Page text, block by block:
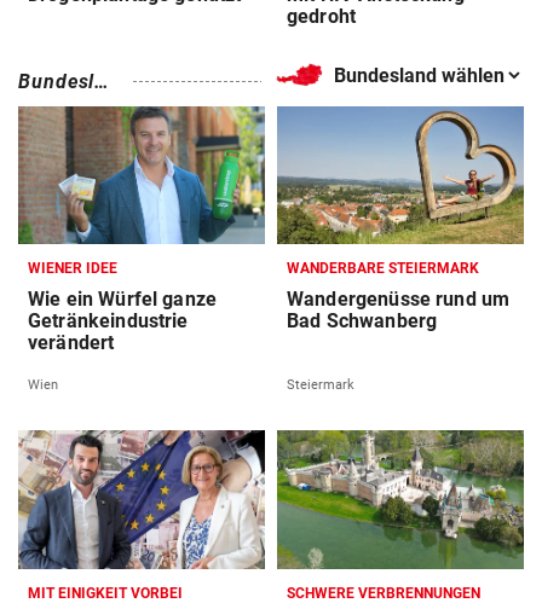
gedroht
Bundeslän
Bundesland
WIENER IDEE
Wie ein Würfel ganze
Getränkeindustrie
verändert
Wien
WANDERBARE STEIERMARK
Wandergenüsse rund um
Bad Schwanberg
Steiermark
MIT EINIGKEIT VORBEI SCHWERE VERBRENNUNGEN